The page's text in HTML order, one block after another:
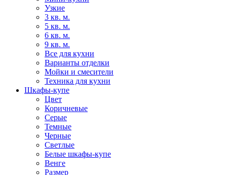
Узкие
3 кв. м.
5 кв. м.
6 кв. м.
9 кв. м.
Все для кухни
Варианты отделки
Мойки и смесители
Техника для кухни
Шкафы-купе
Цвет
Коричневые
Серые
Темные
Черные
Светлые
Белые шкафы-купе
Венге
Размер